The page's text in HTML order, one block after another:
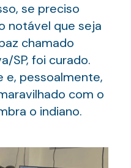
se preciso
notável que seja
chamado
SP, foi curado.
e, pessoalmente,
com o
o indiano.